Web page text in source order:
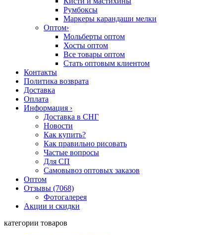
Румбоксы
Маркеры карандаши мелки
Оптом›
Мольберты оптом
Хосты оптом
Все товары оптом
Стать оптовым клиентом
Контакты
Политика возврата
Доставка
Оплата
Информация ›
Доставка в СНГ
Новости
Как купить?
Как правильно рисовать
Частые вопросы
Для СП
Самовывоз оптовых заказов
Оптом
Отзывы (7068)
Фотогалерея
Акции и скидки
категории товаров